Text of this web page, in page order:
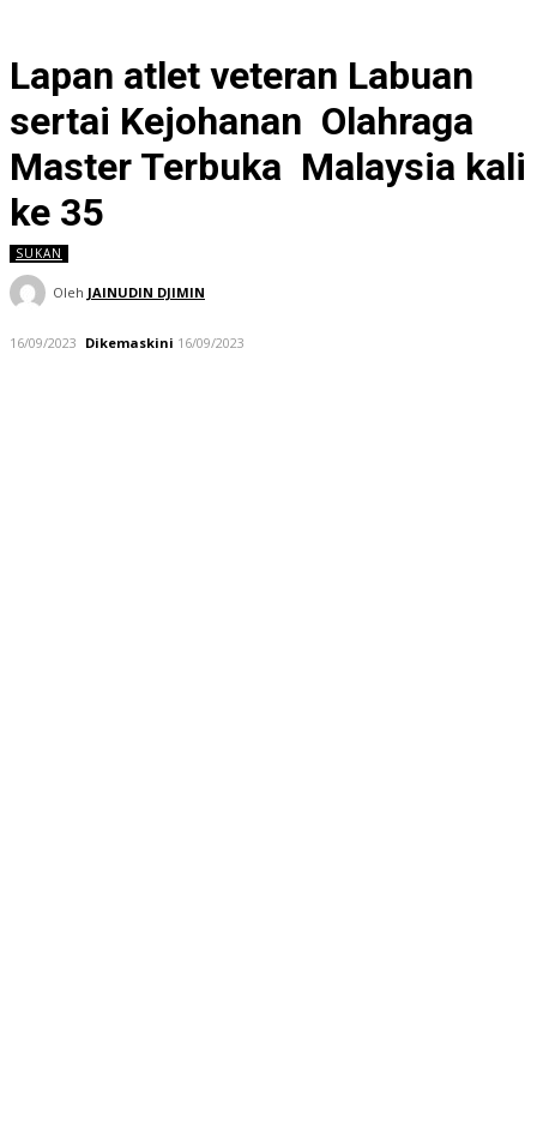
Lapan atlet veteran Labuan
sertai Kejohanan Olahraga
Master Terbuka Malaysia kali
ke 35
SUKAN
Oleh JAINUDIN DJIMIN
16/09/2023 Dikemaskini 16/09/2023